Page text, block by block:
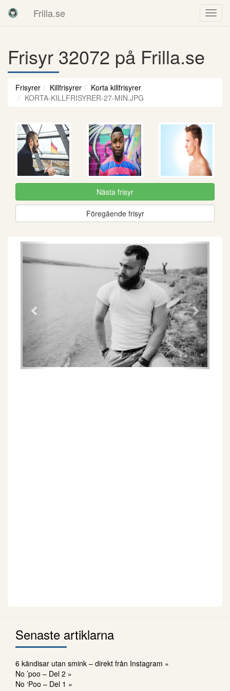
Frilla.se
Frisyr 32072 på Frilla.se
Frisyrer Killfrisyrer
Korta killfrisyrer
KORTA-KILLFRISYRER-27-MIN.JPG
Nästa frisyr
Föregående frisyr
Föregående
Senaste artiklarna
6 kändisar utan smink – direkt från Instagram »
No ’poo – Del 2 »
No ‘Poo – Del 1 »